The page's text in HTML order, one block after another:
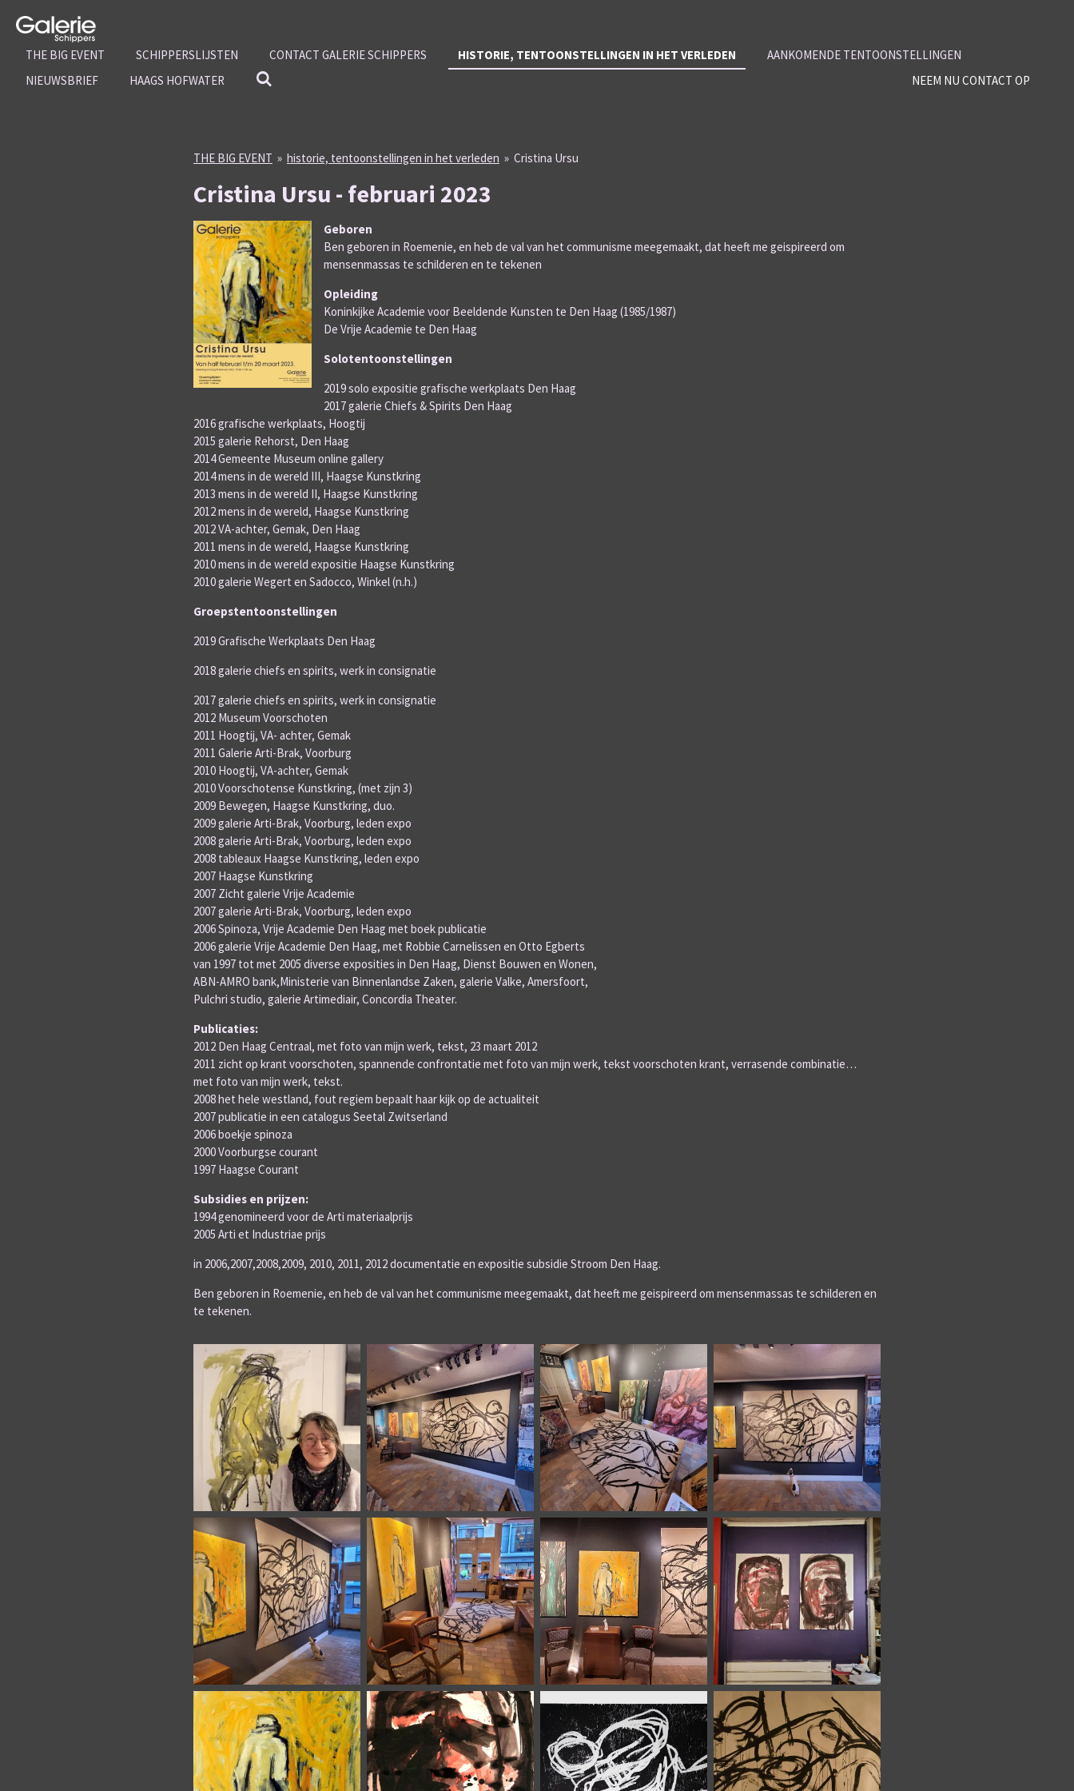
Ga
direct
naar
hoofdinhoud
THE BIG EVENT SCHIPPERSLIJSTEN CONTACT GALERIE SCHIPPERS HISTORIE, TENTOONSTELLINGEN IN HET VERLEDEN
AANKOMENDE TENTOONSTELLINGEN
NIEUWSBRIEF
HAAGS HOFWATER NEEM NU CONTACT OP
THE BIG EVENT » historie, tentoonstellingen in het verleden » Cristina Ursu
Cristina Ursu - februari 2023
Geboren
Ben geboren in Roemenie, en heb de val van het communisme meegemaakt, dat heeft me geispireerd om
mensenmassas te schilderen en te tekenen
Opleiding
Koninkijke Academie voor Beeldende Kunsten te Den Haag (1985/1987)
De Vrije Academie te Den Haag
Solotentoonstellingen
2019 solo expositie grafische werkplaats Den Haag
2017 galerie Chiefs & Spirits Den Haag
2016 grafische werkplaats, Hoogtij
2015 galerie Rehorst, Den Haag
2014 Gemeente Museum online gallery
2014 mens in de wereld III, Haagse Kunstkring
2013 mens in de wereld II, Haagse Kunstkring
2012 mens in de wereld, Haagse Kunstkring
2012 VA-achter, Gemak, Den Haag
2011 mens in de wereld, Haagse Kunstkring
2010 mens in de wereld expositie Haagse Kunstkring
2010 galerie Wegert en Sadocco, Winkel (n.h.)
Groepstentoonstellingen
2019 Grafische Werkplaats Den Haag
2018 galerie chiefs en spirits, werk in consignatie
2017 galerie chiefs en spirits, werk in consignatie
2012 Museum Voorschoten
2011 Hoogtij, VA- achter, Gemak
2011 Galerie Arti-Brak, Voorburg
2010 Hoogtij, VA-achter, Gemak
2010 Voorschotense Kunstkring, (met zijn 3)
2009 Bewegen, Haagse Kunstkring, duo.
2009 galerie Arti-Brak, Voorburg, leden expo
2008 galerie Arti-Brak, Voorburg, leden expo
2008 tableaux Haagse Kunstkring, leden expo
2007 Haagse Kunstkring
2007 Zicht galerie Vrije Academie
2007 galerie Arti-Brak, Voorburg, leden expo
2006 Spinoza, Vrije Academie Den Haag met boek publicatie
2006 galerie Vrije Academie Den Haag, met Robbie Carnelissen en Otto Egberts
van 1997 tot met 2005 diverse exposities in Den Haag, Dienst Bouwen en Wonen,
ABN-AMRO bank,Ministerie van Binnenlandse Zaken, galerie Valke, Amersfoort,
Pulchri studio, galerie Artimediair, Concordia Theater.
Publicaties:
2012 Den Haag Centraal, met foto van mijn werk, tekst, 23 maart 2012
2011 zicht op krant voorschoten, spannende confrontatie met foto van mijn werk, tekst voorschoten krant, verrasende combinatie…
met foto van mijn werk, tekst.
2008 het hele westland, fout regiem bepaalt haar kijk op de actualiteit
2007 publicatie in een catalogus Seetal Zwitserland
2006 boekje spinoza
2000 Voorburgse courant
1997 Haagse Courant
Subsidies en prijzen:
1994 genomineerd voor de Arti materiaalprijs
2005 Arti et Industriae prijs
in 2006,2007,2008,2009, 2010, 2011, 2012 documentatie en expositie subsidie Stroom Den Haag.
Ben geboren in Roemenie, en heb de val van het communisme meegemaakt, dat heeft me geispireerd om mensenmassas te schilderen en
te tekenen.